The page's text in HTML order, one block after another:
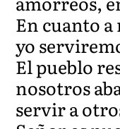
En cuanto
yo
El pueblo
nosotros
servir a